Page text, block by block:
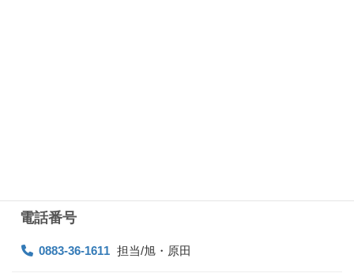
電話番号
0883-36-1611 担当/旭・原田